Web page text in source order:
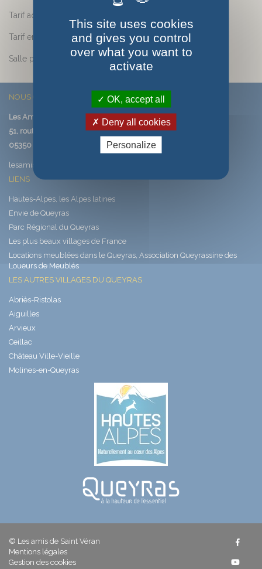
Tarif adulte : 30 €
Tarif enfant : 25 €
Salle polyvalente
NOUS CONTACTER
Les Amis de Saint-Véran
51, route de Saint-Véran
05350 SAINT-VERAN
lesamisdesaintveran@saintveran.com
LIENS
Hautes-Alpes, les Alpes latines
Envie de Queyras
Parc Régional du Queyras
Les plus beaux villages de France
Locations meublées dans le Queyras, Association Queyrassine des
Loueurs de Meublés
LES AUTRES VILLAGES DU QUEYRAS
Abriès-Ristolas
Aiguilles
Arvieux
Ceillac
Château Ville-Vieille
Molines-en-Queyras
© Les amis de Saint Véran
Mentions légales
Gestion des cookies
This site uses cookies
and gives you control
over what you want to
activate
OK, accept all
Deny all cookies
Personalize